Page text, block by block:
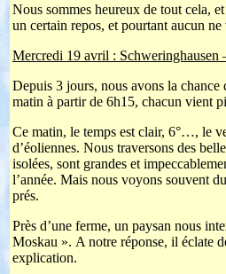
Nous sommes heureux de tout cela,
un certain repos, et pourtant aucun
Mercredi 19 avril : Schweringhausen
Depuis 3 jours, nous avons la chance
matin à partir de 6h15, chacun vient
Ce matin, le temps est clair, 6°…, le
d’éoliennes. Nous traversons des
isolées, sont grandes et
l’année. Mais nous voyons souvent
prés.
Près d’une ferme, un paysan nous
Moskau ». A notre réponse, il éclate
explication.